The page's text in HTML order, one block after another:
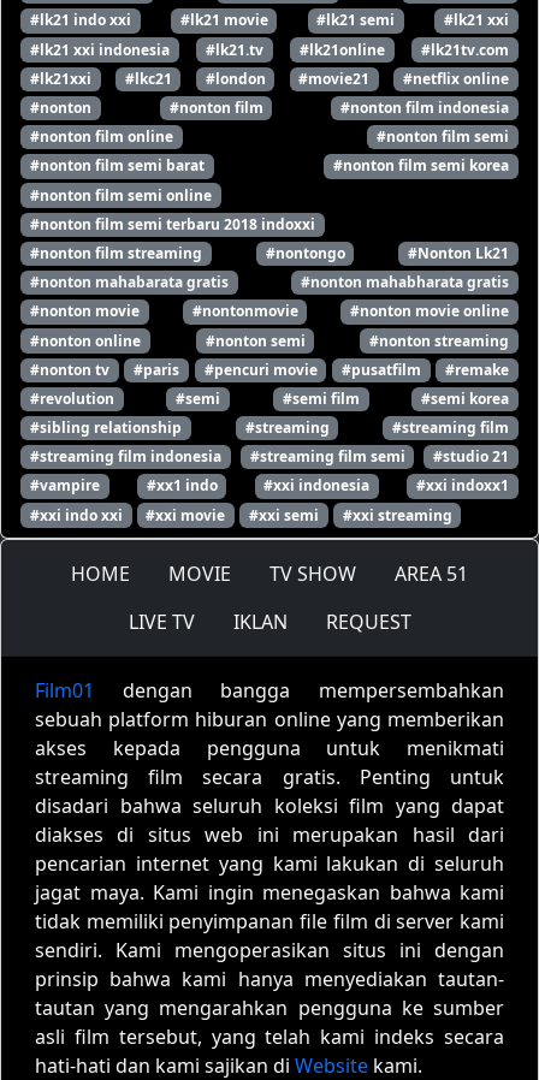
#lk21 indo xxi
#lk21 movie #lk21 semi
#lk21 xxi
#lk21 xxi indonesia
#lk21.tv #lk21online
#lk21tv.com
#lk21xxi
#lkc21 #london #movie21
#netflix online
#nonton
#nonton film
#nonton film indonesia
#nonton film online
#nonton film semi
#nonton film semi barat
#nonton film semi korea
#nonton film semi online
#nonton film semi terbaru 2018 indoxxi
#nonton film streaming
#nontongo
#Nonton Lk21
#nonton mahabarata gratis
#nonton mahabharata gratis
#nonton movie
#nontonmovie
#nonton movie online
#nonton online
#nonton semi
#nonton streaming
#nonton tv
#paris #pencuri movie #pusatfilm
#remake
#revolution
#semi #semi film
#semi korea
#sibling relationship
#streaming
#streaming film
#streaming film indonesia
#streaming film semi
#studio 21
#vampire
#xx1 indo #xxi indonesia
#xxi indoxx1
#xxi indo xxi
#xxi movie #xxi semi #xxi streaming
HOME MOVIE TV SHOW
AREA 51
LIVE TV
IKLAN REQUEST
Film01
dengan bangga mempersembahkan
sebuah platform hiburan online yang memberikan
akses kepada pengguna untuk menikmati
streaming film secara gratis. Penting untuk
disadari bahwa seluruh koleksi film yang dapat
diakses di situs web ini merupakan hasil dari
pencarian internet yang kami lakukan di seluruh
jagat maya. Kami ingin menegaskan bahwa kami
tidak memiliki penyimpanan file film di server kami
sendiri. Kami mengoperasikan situs ini dengan
prinsip bahwa kami hanya menyediakan tautan-
tautan yang mengarahkan pengguna ke sumber
asli film tersebut, yang telah kami indeks secara
hati-hati dan kami sajikan di Website kami.